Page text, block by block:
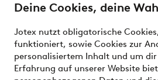
Deine Cookies, deine
Jotex nutzt obligatorische
funktioniert, sowie Cookies zur
personalisiertem Inhalt und um
Erfahrung auf unserer Website
Bedingungen